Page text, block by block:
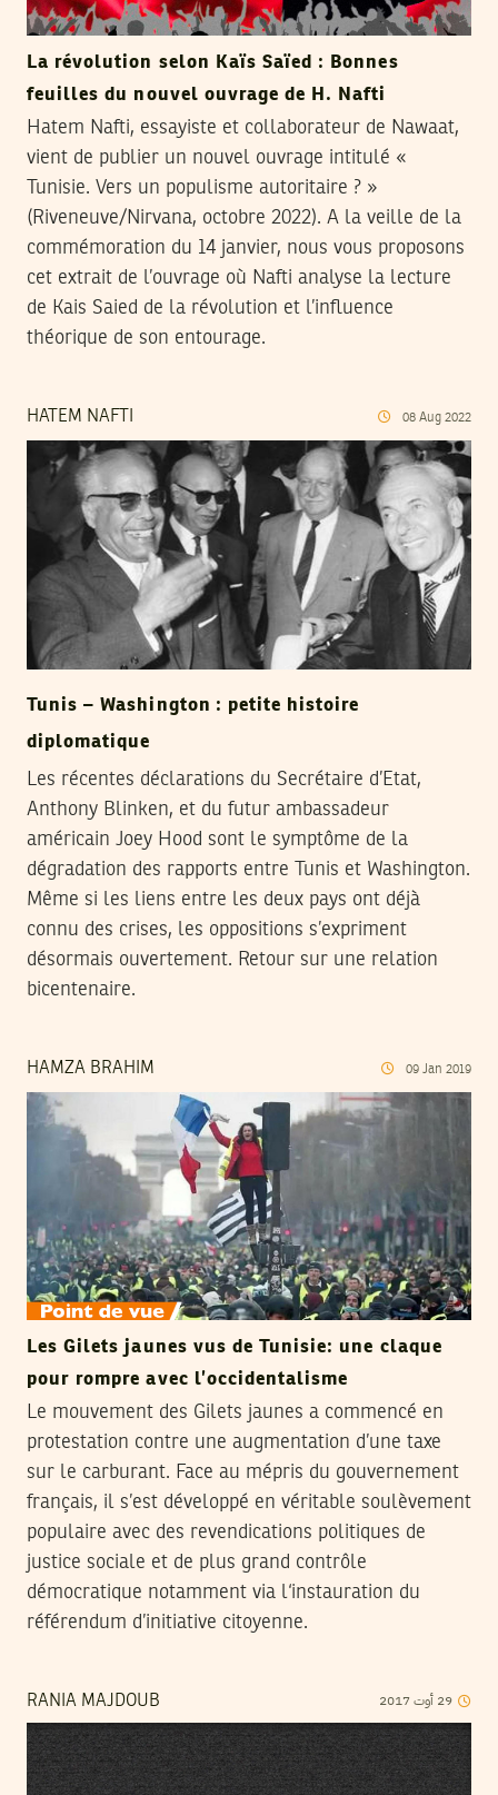
La révolution selon Kaïs Saïed : Bonnes
feuilles du nouvel ouvrage de H. Nafti
Hatem Nafti, essayiste et collaborateur de Nawaat,
vient de publier un nouvel ouvrage intitulé «
Tunisie. Vers un populisme autoritaire ? »
(Riveneuve/Nirvana, octobre 2022). A la veille de la
commémoration du 14 janvier, nous vous proposons
cet extrait de l’ouvrage où Nafti analyse la lecture
de Kais Saied de la révolution et l’influence
théorique de son entourage.
HATEM NAFTI 08 Aug 2022
Tunis – Washington : petite histoire
diplomatique
Les récentes déclarations du Secrétaire d’Etat,
Anthony Blinken, et du futur ambassadeur
américain Joey Hood sont le symptôme de la
dégradation des rapports entre Tunis et Washington.
Même si les liens entre les deux pays ont déjà
connu des crises, les oppositions s’expriment
désormais ouvertement. Retour sur une relation
bicentenaire.
HAMZA BRAHIM 09 Jan 2019
Les Gilets jaunes vus de Tunisie: une claque
pour rompre avec l’occidentalisme
Le mouvement des Gilets jaunes a commencé en
protestation contre une augmentation d’une taxe
sur le carburant. Face au mépris du gouvernement
français, il s’est développé en véritable soulèvement
populaire avec des revendications politiques de
justice sociale et de plus grand contrôle
démocratique notamment via l‘instauration du
référendum d’initiative citoyenne.
RANIA MAJDOUB 29 أوت2017